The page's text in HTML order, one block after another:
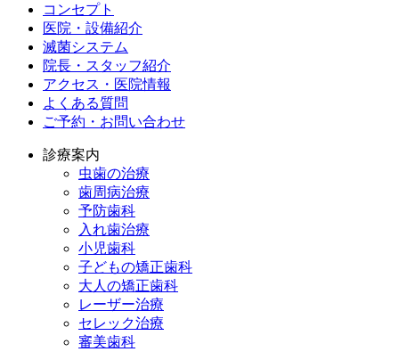
コンセプト
医院・設備紹介
滅菌システム
院長・スタッフ紹介
アクセス・医院情報
よくある質問
ご予約・お問い合わせ
診療案内
虫歯の治療
歯周病治療
予防歯科
入れ歯治療
小児歯科
子どもの矯正歯科
大人の矯正歯科
レーザー治療
セレック治療
審美歯科